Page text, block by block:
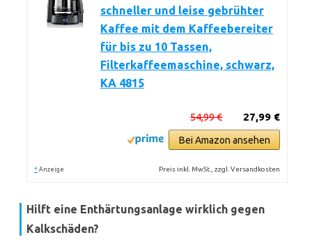
schneller und leise gebrühter
Kaffee mit dem Kaffeebereiter
für bis zu 10 Tassen,
Filterkaffeemaschine, schwarz,
KA 4815
27,99 €
54,99 €
Bei Amazon ansehen
* Anzeige Preis inkl. MwSt., zzgl. Versandkosten
Hilft eine Enthärtungsanlage wirklich gegen
Kalkschäden?